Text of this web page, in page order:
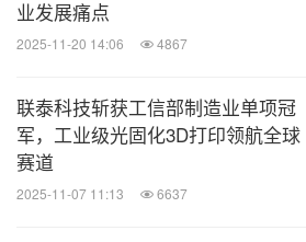
业发展痛点
2025-11-20 14:06 4867
联泰科技斩获工信部制造业单项冠
军，工业级光固化3D打印领航全球
赛道
2025-11-07 11:13 6637